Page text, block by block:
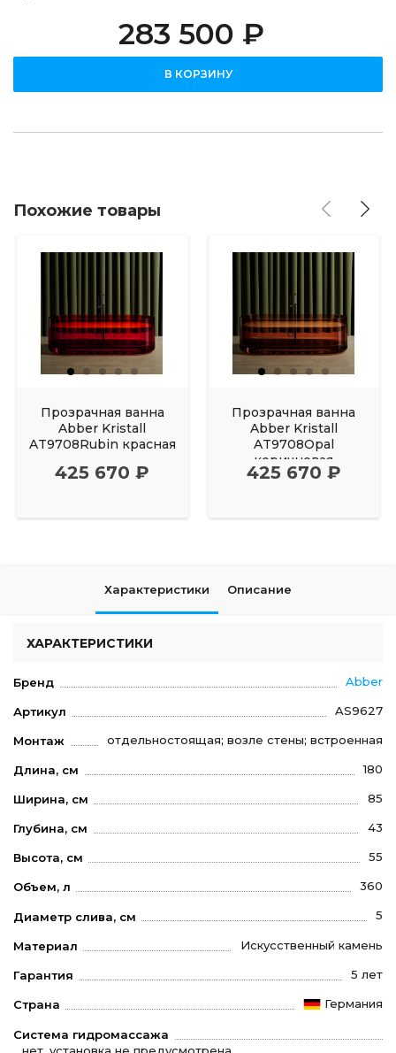
283 500 ₽
В КОРЗИНУ
Похожие товары
Прозрачная ванна
Abber Kristall
AT9708Rubin красная
425 670 ₽
Прозрачная ванна
Abber Kristall
AT9708Opal
коричневая
425 670 ₽
Характеристики Описание
ХАРАКТЕРИСТИКИ
Бренд Abber
Артикул AS9627
Монтаж отдельностоящая; возле стены; встроенная
Длина, см 180
Ширина, см 85
Глубина, см 43
Высота, см 55
Объем, л 360
Диаметр слива, см 5
Материал Искусственный камень
Гарантия 5 лет
Страна Германия
Система гидромассажа
нет, установка не предусмотрена